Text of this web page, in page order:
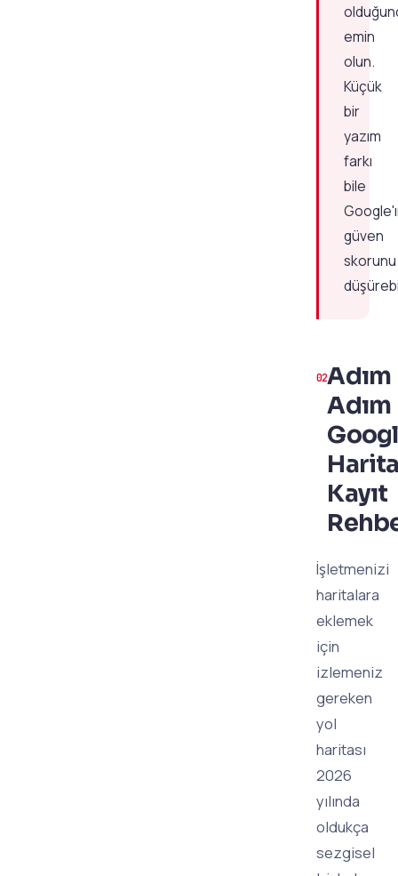
emin
olun.
Küçük
bir
yazım
farkı
bile
güven
skorunu
Adım
Adım
Kayıt
İşletmenizi
haritalara
eklemek
için
izlemeniz
gereken
yol
haritası
2026
yılında
oldukça
sezgisel